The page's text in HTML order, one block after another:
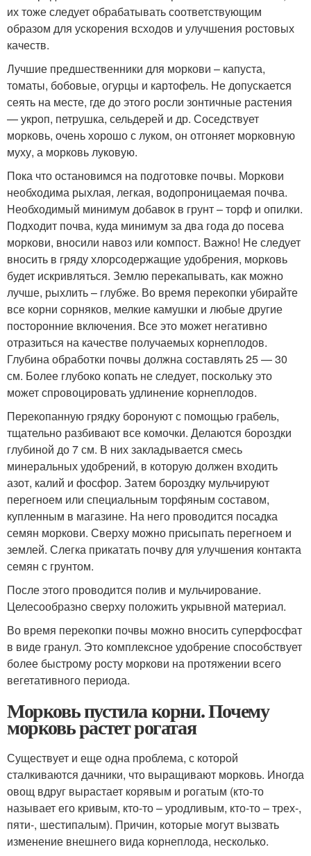
их тоже следует обрабатывать соответствующим
образом для ускорения всходов и улучшения ростовых
качеств.
Лучшие предшественники для моркови – капуста,
томаты, бобовые, огурцы и картофель. Не допускается
сеять на месте, где до этого росли зонтичные растения
— укроп, петрушка, сельдерей и др. Соседствует
морковь, очень хорошо с луком, он отгоняет морковную
муху, а морковь луковую.
Пока что остановимся на подготовке почвы. Моркови
необходима рыхлая, легкая, водопроницаемая почва.
Необходимый минимум добавок в грунт – торф и опилки.
Подходит почва, куда минимум за два года до посева
моркови, вносили навоз или компост. Важно! Не следует
вносить в гряду хлорсодержащие удобрения, морковь
будет искривляться. Землю перекапывать, как можно
лучше, рыхлить – глубже. Во время перекопки убирайте
все корни сорняков, мелкие камушки и любые другие
посторонние включения. Все это может негативно
отразиться на качестве получаемых корнеплодов.
Глубина обработки почвы должна составлять 25 — 30
см. Более глубоко копать не следует, поскольку это
может спровоцировать удлинение корнеплодов.
Перекопанную грядку боронуют с помощью грабель,
тщательно разбивают все комочки. Делаются бороздки
глубиной до 7 см. В них закладывается смесь
минеральных удобрений, в которую должен входить
азот, калий и фосфор. Затем бороздку мульчируют
перегноем или специальным торфяным составом,
купленным в магазине. На него проводится посадка
семян моркови. Сверху можно присыпать перегноем и
землей. Слегка прикатать почву для улучшения контакта
семян с грунтом.
После этого проводится полив и мульчирование.
Целесообразно сверху положить укрывной материал.
Во время перекопки почвы можно вносить суперфосфат
в виде гранул. Это комплексное удобрение способствует
более быстрому росту моркови на протяжении всего
вегетативного периода.
Морковь пустила корни. Почему
морковь растет рогатая
Существует и еще одна проблема, с которой
сталкиваются дачники, что выращивают морковь. Иногда
овощ вдруг вырастает корявым и рогатым (кто-то
называет его кривым, кто-то – уродливым, кто-то – трех-,
пяти-, шестипалым). Причин, которые могут вызвать
изменение внешнего вида корнеплода, несколько.